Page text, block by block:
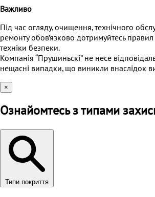
Важливо
Під час огляду, очищення, технічного
ремонту обов’язково дотримуйтесь
техніки безпеки.
Компанія “Прушиньскі” не несе
нещасні випадки, що виникли внаслідок
×
Ознайомтесь з типами
Типи покриття